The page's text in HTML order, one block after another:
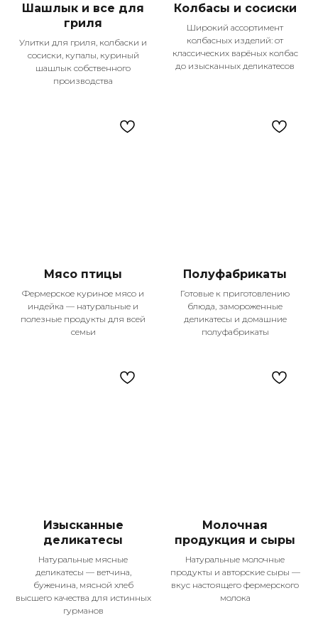
Шашлык и все для
гриля
Улитки для гриля, колбаски и
сосиски, купалы, куриный
шашлык собственного
производства
Колбасы и сосиски
Широкий ассортимент
колбасных изделий: от
классических варёных колбас
до изысканных деликатесов
Мясо птицы
Фермерское куриное мясо и
индейка — натуральные и
полезные продукты для всей
семьи
Полуфабрикаты
Готовые к приготовлению
блюда, замороженные
деликатесы и домашние
полуфабрикаты
Изысканные
деликатесы
Натуральные мясные
деликатесы — ветчина,
буженина, мясной хлеб
высшего качества для истинных
гурманов
Молочная
продукция и сыры
Натуральные молочные
продукты и авторские сыры —
вкус настоящего фермерского
молока
были удобными, выгодными и
приносили только положительные